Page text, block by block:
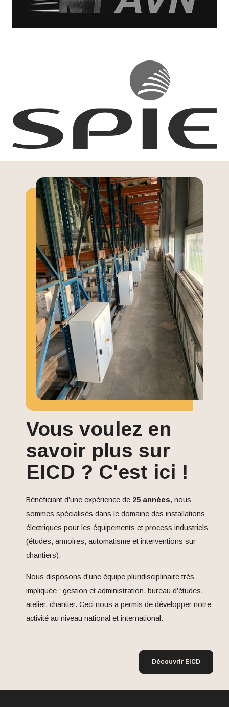
Vous voulez en
savoir plus sur
EICD ? C'est ici !
Bénéficiant d’une expérience de 25 années, nous
sommes spécialisés dans le domaine des installations
électriques pour les équipements et process industriels
(études, armoires, automatisme et interventions sur
chantiers).
Nous disposons d’une équipe pluridisciplinaire très
impliquée : gestion et administration, bureau d’études,
atelier, chantier. Ceci nous a permis de développer notre
activité au niveau national et international.
Découvrir EICD